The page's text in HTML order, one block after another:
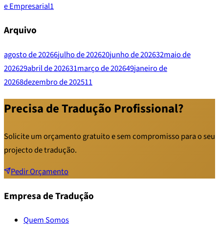
e Empresarial1
Arquivo
agosto de 20266julho de 202620junho de 202632maio de
202629abril de 202631março de 202649janeiro de
20268dezembro de 202511
Precisa de Tradução Profissional?
Solicite um orçamento gratuito e sem compromisso para o seu
projecto de tradução.
Pedir Orçamento
Empresa de Tradução
Quem Somos